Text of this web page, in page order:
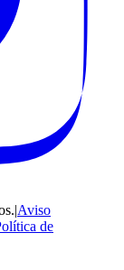
|Aviso
de